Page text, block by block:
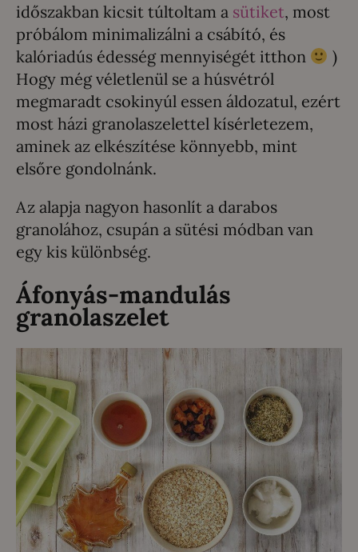
időszakban kicsit túltoltam a sütiket, most
próbálom minimalizálni a csábító, és
kalóriadús édesség mennyiségét itthon
)
Hogy még véletlenül se a húsvétról
megmaradt csokinyúl essen áldozatul, ezért
most házi granolaszelettel kísérletezem,
aminek az elkészítése könnyebb, mint
elsőre gondolnánk.
Az alapja nagyon hasonlít a darabos
granolához, csupán a sütési módban van
egy kis különbség.
Áfonyás-mandulás
granolaszelet